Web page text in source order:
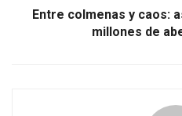
Entre colmenas y caos:
millones de